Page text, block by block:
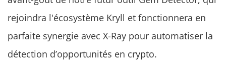
rejoindra l'écosystème Kryll et fonctionnera en
parfaite synergie avec X-Ray pour automatiser la
détection d’opportunités en crypto.